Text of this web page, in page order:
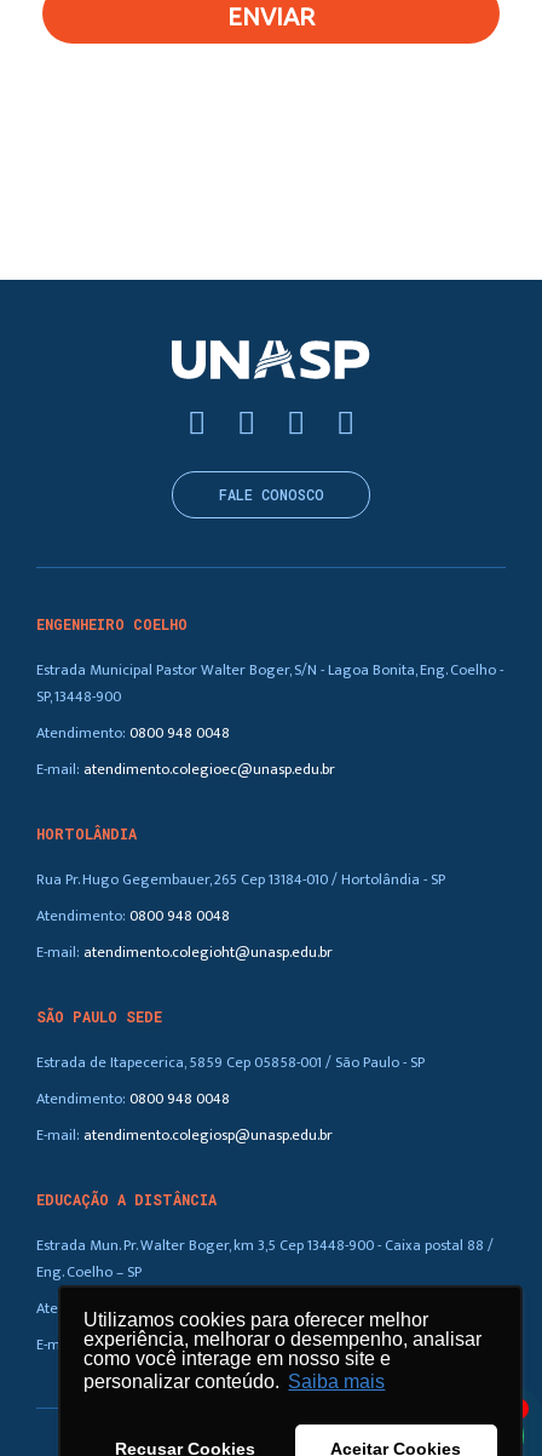
Utilizamos cookies para oferecer melhor
experiência, melhorar o desempenho, analisar
como você interage em nosso site e
personalizar conteúdo. Saiba mais
Recusar Cookies Aceitar Cookies
Utilizamos cookies para oferecer melhor
experiência, melhorar o desempenho, analisar
como você interage em nosso site e
personalizar conteúdo. Saiba mais
Recusar Cookies Aceitar Cookies
ENVIAR
ENGENHEIRO COELHO
Estrada Municipal Pastor Walter Boger, S/N - Lagoa Bonita, Eng. Coelho -
SP, 13448-900
Atendimento:0800 948 0048
E-mail: atendimento.colegioec@unasp.edu.br
HORTOLÂNDIA
Rua Pr. Hugo Gegembauer, 265 Cep 13184-010 / Hortolândia - SP
Atendimento:0800 948 0048
E-mail: atendimento.colegioht@unasp.edu.br
SÃO PAULO SEDE
Estrada de Itapecerica, 5859 Cep 05858-001 / São Paulo - SP
Atendimento:0800 948 0048
E-mail: atendimento.colegiosp@unasp.edu.br
EDUCAÇÃO A DISTÂNCIA
Estrada Mun. Pr. Walter Boger, km 3,5 Cep 13448-900 - Caixa postal 88 /
Eng. Coelho – SP
Atendimento:
0800 948 0048
E-mail: atendimento.ead@unasp.br
FALE CONOSCO